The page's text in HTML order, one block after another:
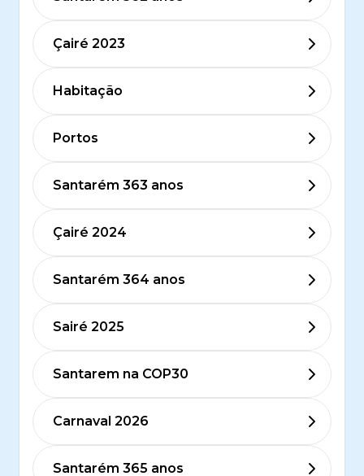
Çairé 2023
Habitação
Portos
Santarém 363 anos
Çairé 2024
Santarém 364 anos
Sairé 2025
Santarem na COP30
Carnaval 2026
Santarém 365 anos